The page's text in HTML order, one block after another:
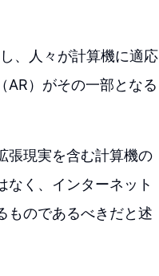
、人々が計算機に適応
AR）がその一部となる
張現実を含む計算機の
なく、インターネット
ものであるべきだと述